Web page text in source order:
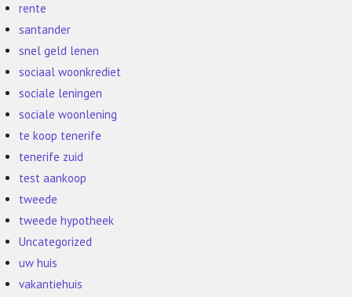
rente
santander
snel geld lenen
sociaal woonkrediet
sociale leningen
sociale woonlening
te koop tenerife
tenerife zuid
test aankoop
tweede
tweede hypotheek
Uncategorized
uw huis
vakantiehuis